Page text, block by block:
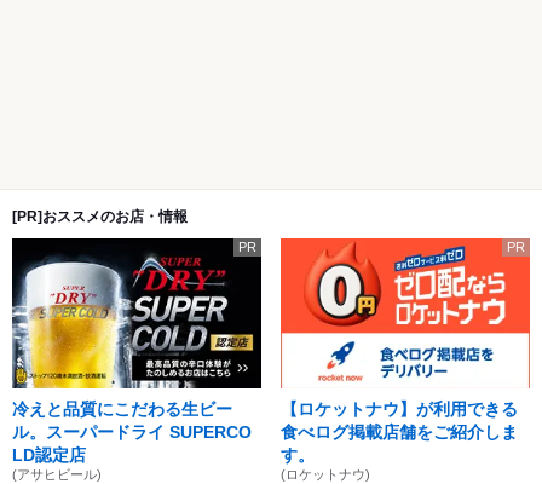
[PR]おススメのお店・情報
PR
冷えと品質にこだわる生ビー
ル。スーパードライ SUPERCO
LD認定店
(アサヒビール)
PR
【ロケットナウ】が利用できる
食べログ掲載店舗をご紹介しま
す。
(ロケットナウ)